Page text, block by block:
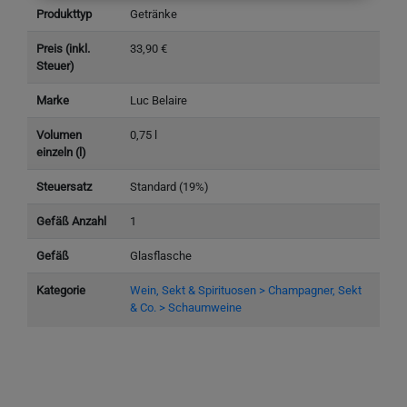
Produkttyp Getränke
Preis (inkl.
Steuer)
33,90 €
Marke Luc Belaire
Volumen
einzeln (l)
0,75 l
Steuersatz Standard (19%)
Gefäß Anzahl 1
Gefäß Glasflasche
Kategorie
Wein, Sekt & Spirituosen > Champagner, Sekt
& Co. > Schaumweine